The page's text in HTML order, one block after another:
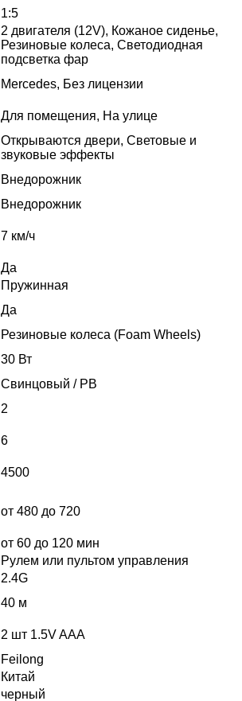
1:5
2 двигателя (12V), Кожаное сиденье,
Резиновые колеса, Светодиодная
подсветка фар
Mercedes, Без лицензии
Для помещения, На улице
Открываются двери, Световые и
звуковые эффекты
Внедорожник
Внедорожник
7 км/ч
Да
Пружинная
Да
Резиновые колеса (Foam Wheels)
30 Вт
Свинцовый / PB
2
6
4500
от 480 до 720
от 60 до 120 мин
Рулем или пультом управления
2.4G
40 м
2 шт 1.5V AAA
Feilong
Китай
черный